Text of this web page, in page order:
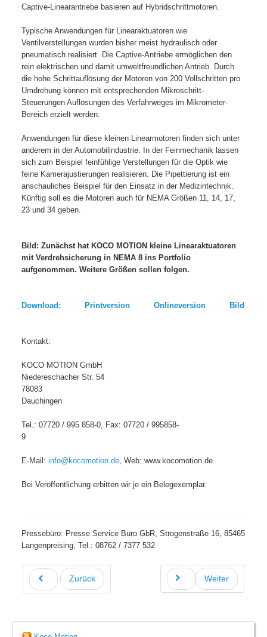
Captive-Linearantriebe basieren auf Hybridschrittmotoren.
Typische Anwendungen für Linearaktuatoren wie
Ventilverstellungen wurden bisher meist hydraulisch oder
pneumatisch realisiert. Die Captive-Antriebe ermöglichen den
rein elektrischen und damit umweltfreundlichen Antrieb. Durch
die hohe Schrittauflösung der Motoren von 200 Vollschritten pro
Umdrehung können mit entsprechenden Mikroschritt-
Steuerungen Auflösungen des Verfahrweges im Mikrometer-
Bereich erzielt werden.
Anwendungen für diese kleinen Linearmotoren finden sich unter
anderem in der Automobilindustrie. In der Feinmechanik lassen
sich zum Beispiel feinfühlige Verstellungen für die Optik wie
feine Kamerajustierungen realisieren. Die Pipettierung ist ein
anschauliches Beispiel für den Einsatz in der Medizintechnik.
Künftig soll es die Motoren auch für NEMA Größen 11, 14, 17,
23 und 34 geben.
Bild: Zunächst hat KOCO MOTION kleine Linearaktuatoren
mit Verdrehsicherung in NEMA 8 ins Portfolio
aufgenommen. Weitere Größen sollen folgen.
Download: Printversion Onlineversion Bild
Kontakt:
KOCO MOTION GmbH
Niedereschacher Str. 54
78083
Dauchingen
Tel.: 07720 / 995 858-0, Fax: 07720 / 995858-
9
E-Mail:info@kocomotion.de , Web: www.kocomotion.de
Bei Veröffentlichung erbitten wir je ein Belegexemplar.
Pressebüro: Presse Service Büro GbR, Strogenstraße 16, 85465
Langenpreising, Tel.: 08762 / 7377 532
Zurück Weiter